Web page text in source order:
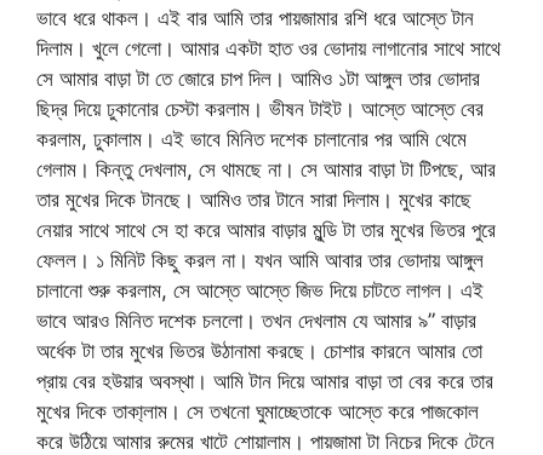
ভাবে ধরে থাকল। এই বার আমি তার পায়জামার রশি ধরে আস্তে টান
দিলাম। খুলে গেলো। আমার একটা হাত ওর ভোদায় লাগানোর সাথে সাথে
সে আমার বাড়া টা তে জোরে চাপ দিল। আমিও ১টা আঙ্গুল তার ভোদার
ছিদ্র দিয়ে ঢুকানোর চেস্টা করলাম। ভীষন টাইট। আস্তে আস্তে বের
করলাম, ঢুকালাম। এই ভাবে মিনিত দশেক চালানোর পর আমি থেমে
গেলাম। কিন্তু দেখলাম, সে থামছে না। সে আমার বাড়া টা টিপছে, আর
তার মুখের দিকে টানছে। আমিও তার টানে সারা দিলাম। মুখের কাছে
নেয়ার সাথে সাথে সে হা করে আমার বাড়ার মুন্ডি টা তার মুখের ভিতর পুরে
ফেলল। ১ মিনিট কিছু করল না। যখন আমি আবার তার ভোদায় আঙ্গুল
চালানো শুরু করলাম, সে আস্তে আস্তে জিভ দিয়ে চাটতে লাগল। এই
ভাবে আরও মিনিত দশেক চললো। তখন দেখলাম যে আমার ৯” বাড়ার
অর্ধেক টা তার মুখের ভিতর উঠানামা করছে। চোশার কারনে আমার তো
প্রায় বের হউয়ার অবস্থা। আমি টান দিয়ে আমার বাড়া তা বের করে তার
মুখের দিকে তাকা্লাম। সে তখনো ঘুমাচ্ছেতাকে আস্তে করে পাজকোল
করে উঠিয়ে আমার রুমের খাটে শোয়ালাম। পায়জামা টা নিচের দিকে টেনে